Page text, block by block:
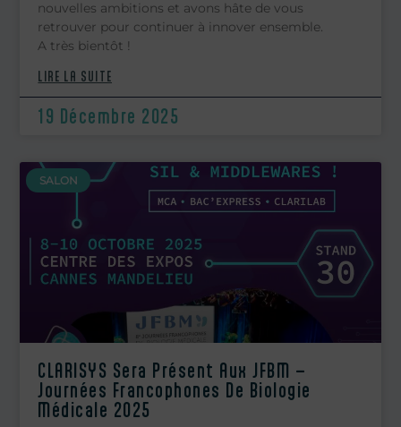
nouvelles ambitions et avons hâte de vous
retrouver pour continuer à innover ensemble.
A très bientôt !
LIRE LA SUITE
19 Décembre 2025
SALON
CLARISYS Sera Présent Aux JFBM –
Journées Francophones De Biologie
Médicale 2025